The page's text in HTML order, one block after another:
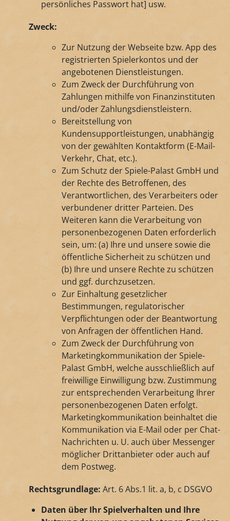
persönliches Passwort hat] usw.
Zweck:
Zur Nutzung der Webseite bzw. App des
registrierten Spielerkontos und der
angebotenen Dienstleistungen.
Zum Zweck der Durchführung von
Zahlungen mithilfe von Finanzinstituten
und/oder Zahlungsdienstleistern.
Bereitstellung von
Kundensupportleistungen, unabhängig
von der gewählten Kontaktform (E-Mail-
Verkehr, Chat, etc.).
Zum Schutz der Spiele-Palast GmbH und
der Rechte des Betroffenen, des
Verantwortlichen, des Verarbeiters oder
verbundener dritter Parteien. Des
Weiteren kann die Verarbeitung von
personenbezogenen Daten erforderlich
sein, um: (a) Ihre und unsere sowie die
öffentliche Sicherheit zu schützen und
(b) Ihre und unsere Rechte zu schützen
und ggf. durchzusetzen.
Zur Einhaltung gesetzlicher
Bestimmungen, regulatorischer
Verpflichtungen oder der Beantwortung
von Anfragen der öffentlichen Hand.
Zum Zweck der Durchführung von
Marketingkommunikation der Spiele-
Palast GmbH, welche ausschließlich auf
freiwillige Einwilligung bzw. Zustimmung
zur entsprechenden Verarbeitung Ihrer
personenbezogenen Daten erfolgt.
Marketingkommunikation beinhaltet die
Kommunikation via E-Mail oder per Chat-
Nachrichten u. U. auch über Messenger
möglicher Drittanbieter oder auch auf
dem Postweg.
Rechtsgrundlage: Art. 6 Abs.1 lit. a, b, c DSGVO
Daten über Ihr Spielverhalten und Ihre